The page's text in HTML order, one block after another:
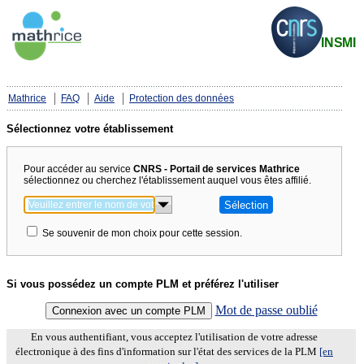
Mathrice FAQ Aide Protection des données
Sélectionnez votre établissement
Pour accéder au service CNRS - Portail de services Mathrice
sélectionnez ou cherchez l'établissement auquel vous êtes affilié.
Se souvenir de mon choix pour cette session.
Si vous possédez un compte PLM et préférez l'utiliser
Mot de passe oublié
En vous authentifiant, vous acceptez l'utilisation de votre adresse
électronique à des fins d'information sur l'état des services de la PLM [en